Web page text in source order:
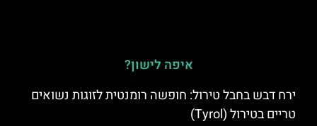
איפה לישון?
ירח דבש בחבל טירול: חופשה רומנטית לזוגות נשואים
טריים בטירול (Tyrol)